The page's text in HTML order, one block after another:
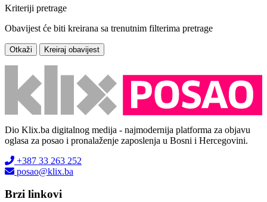
Kriteriji pretrage
Obavijest će biti kreirana sa trenutnim filterima pretrage
Otkaži Kreiraj obavijest
Dio Klix.ba digitalnog medija - najmodernija platforma za objavu
oglasa za posao i pronalaženje zaposlenja u Bosni i Hercegovini.
+387 33 263 252
posao@klix.ba
Brzi linkovi